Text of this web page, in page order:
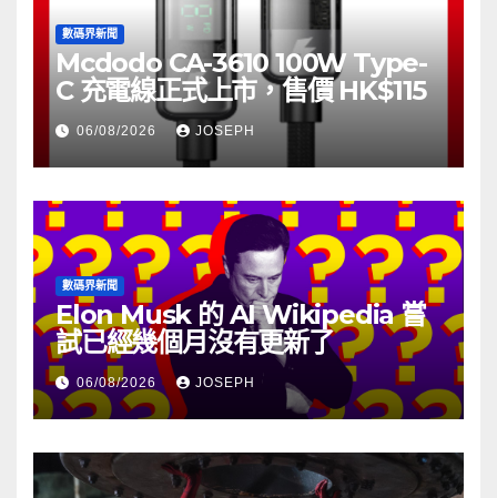
數碼界新聞
Mcdodo CA-3610 100W Type-
C 充電線正式上市，售價 HK$115
06/08/2026 JOSEPH
數碼界新聞
Elon Musk 的 AI Wikipedia 嘗
試已經幾個月沒有更新了
06/08/2026 JOSEPH